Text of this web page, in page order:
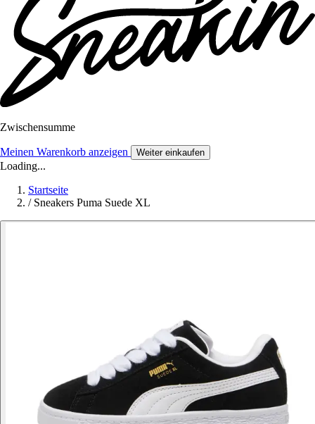
Zwischensumme
Meinen Warenkorb anzeigen Weiter einkaufen
Loading...
Startseite
/ Sneakers Puma Suede XL